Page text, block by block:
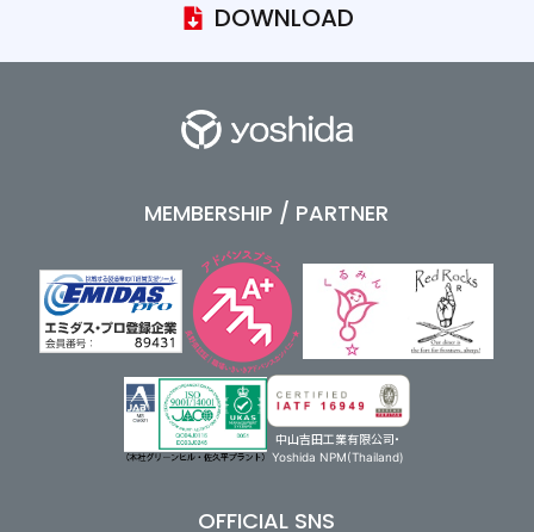
DOWNLOAD
MEMBERSHIP / PARTNER
中山吉田工業有限公司・
Yoshida NPM(Thailand)
OFFICIAL SNS